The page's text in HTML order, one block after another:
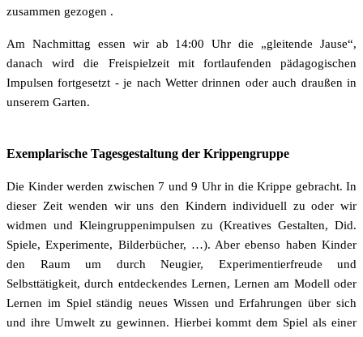
zusammen gezogen .
Am Nachmittag essen wir ab 14:00 Uhr die „gleitende Jause“,
danach wird die Freispielzeit mit fortlaufenden pädagogischen
Impulsen fortgesetzt - je nach Wetter drinnen oder auch draußen in
unserem Garten.
Exemplarische Tagesgestaltung der Krippengruppe
Die Kinder werden zwischen 7 und 9 Uhr in die Krippe gebracht. In
dieser Zeit wenden wir uns den Kindern individuell zu oder wir
widmen und Kleingruppenimpulsen zu (Kreatives Gestalten, Did.
Spiele, Experimente, Bilderbücher, …). Aber ebenso haben Kinder
den Raum um durch Neugier, Experimentierfreude und
Selbsttätigkeit, durch entdeckendes Lernen, Lernen am Modell oder
Lernen im Spiel ständig neues Wissen und Erfahrungen über sich
und ihre Umwelt zu gewinnen. Hierbei kommt dem Spiel als einer